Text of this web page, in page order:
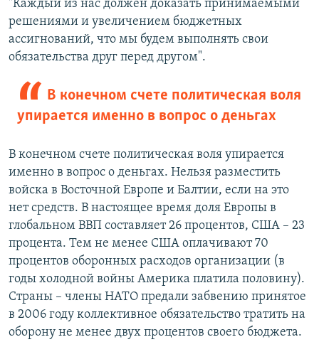
"Каждый из нас должен доказать принимаемыми
решениями и увеличением бюджетных
ассигнований, что мы будем выполнять свои
обязательства друг перед другом".
В конечном счете политическая воля
упирается именно в вопрос о деньгах
В конечном счете политическая воля упирается
именно в вопрос о деньгах. Нельзя разместить
войска в Восточной Европе и Балтии, если на это
нет средств. В настоящее время доля Европы в
глобальном ВВП составляет 26 процентов, США – 23
процента. Тем не менее США оплачивают 70
процентов оборонных расходов организации (в
годы холодной войны Америка платила половину).
Страны – члены НАТО предали забвению принятое
в 2006 году коллективное обязательство тратить на
оборону не менее двух процентов своего бюджета.